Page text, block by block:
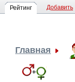
Рейтинг Добавить
Главная